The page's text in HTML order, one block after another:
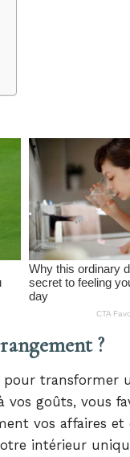
?
transformer
goûts, vous
vos affaires
intérieur